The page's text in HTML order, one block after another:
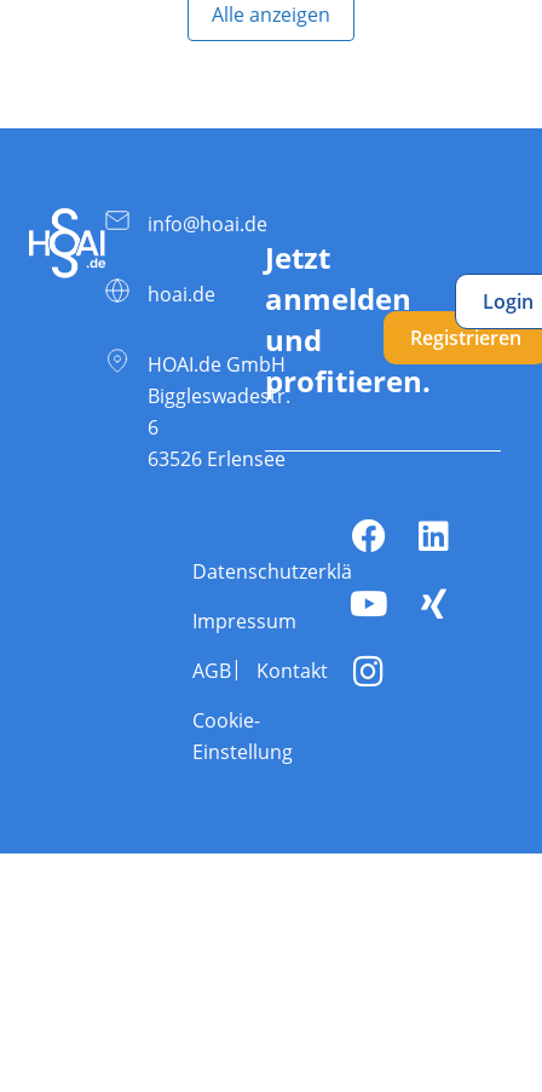
Alle anzeigen
info@hoai.de
hoai.de
HOAI.de GmbH
Biggleswadestr.
6
63526 Erlensee
Jetzt
anmelden
und
profitieren.
Registrieren
Login
Datenschutzerklärung
Impressum
AGB
Kontakt
Cookie-
Einstellung